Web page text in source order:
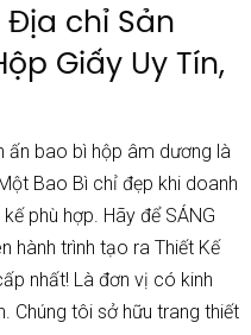
Địa chỉ Sản
Giấy Uy Tín,
ấn bao bì hộp âm dương là
Bao Bì chỉ đẹp khi doanh
phù hợp. Hãy để SÁNG
hành trình tạo ra Thiết Kế
nhất! Là đơn vị có kinh
Chúng tôi sở hữu trang thiết